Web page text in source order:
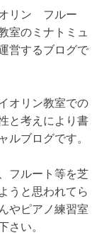
リン フルー
のミナトミュ
営するブログで
オリン教室での
と考えにより書
ブログです。
フルート等を芝
うと思われてら
やピアノ練習室
い。